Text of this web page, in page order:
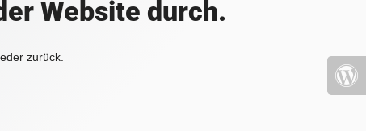
Website durch.
zurück.